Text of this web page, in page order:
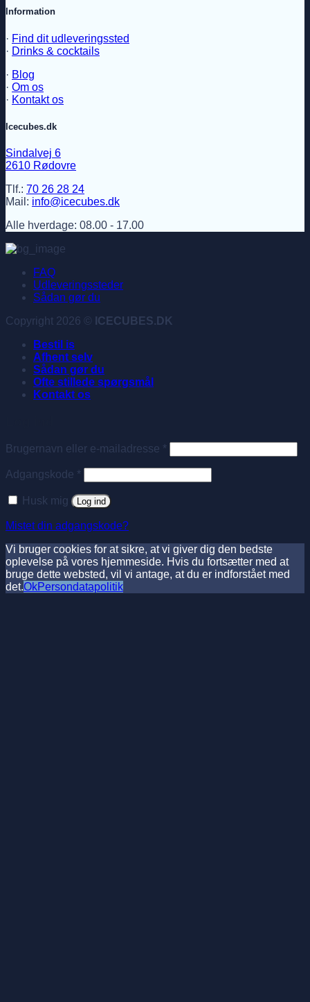
Information
· Find dit udleveringssted
· Drinks & cocktails
· Blog
· Om os
· Kontakt os
Icecubes.dk
Sindalvej 6
2610 Rødovre
Tlf.: 70 26 28 24
Mail: info@icecubes.dk
Alle hverdage: 08.00 - 17.00
FAQ
Udleveringssteder
Sådan gør du
Copyright 2026 © ICECUBES.DK
Bestil is
Afhent selv
Sådan gør du
Ofte stillede spørgsmål
Kontakt os
Brugernavn eller e-mailadresse *
Adgangskode *
Husk mig Log ind
Mistet din adgangskode?
Vi bruger cookies for at sikre, at vi giver dig den bedste
oplevelse på vores hjemmeside. Hvis du fortsætter med at
bruge dette websted, vil vi antage, at du er indforstået med
det.OkPersondatapolitik